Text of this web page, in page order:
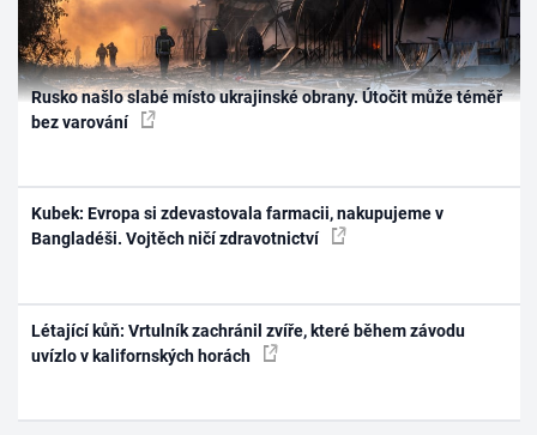
Rusko našlo slabé místo ukrajinské obrany. Útočit může téměř
bez varování
Kubek: Evropa si zdevastovala farmacii, nakupujeme v
Bangladéši. Vojtěch ničí zdravotnictví
Létající kůň: Vrtulník zachránil zvíře, které během závodu
uvízlo v kalifornských horách